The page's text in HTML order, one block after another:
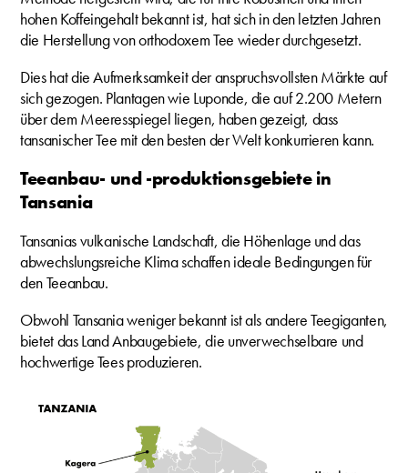
hohen Koffeingehalt bekannt ist, hat sich in den letzten Jahren
die Herstellung von orthodoxem Tee wieder durchgesetzt.
Dies hat die Aufmerksamkeit der anspruchsvollsten Märkte auf
sich gezogen. Plantagen wie Luponde, die auf 2.200 Metern
über dem Meeresspiegel liegen, haben gezeigt, dass
tansanischer Tee mit den besten der Welt konkurrieren kann.
Teeanbau- und -produktionsgebiete in
Tansania
Tansanias vulkanische Landschaft, die Höhenlage und das
abwechslungsreiche Klima schaffen ideale Bedingungen für
den Teeanbau.
Obwohl Tansania weniger bekannt ist als andere Teegiganten,
bietet das Land Anbaugebiete, die unverwechselbare und
hochwertige Tees produzieren.